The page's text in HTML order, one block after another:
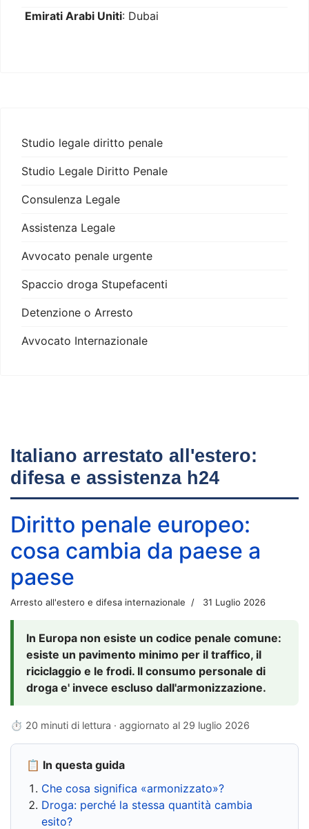
Emirati Arabi Uniti: Dubai
Studio legale diritto penale
Studio Legale Diritto Penale
Consulenza Legale
Assistenza Legale
Avvocato penale urgente
Spaccio droga Stupefacenti
Detenzione o Arresto
Avvocato Internazionale
Italiano arrestato all'estero:
difesa e assistenza h24
Diritto penale europeo:
cosa cambia da paese a
paese
Arresto all'estero e difesa internazionale 31 Luglio 2026
In Europa non esiste un codice penale comune:
esiste un pavimento minimo per il traffico, il
riciclaggio e le frodi. Il consumo personale di
droga e' invece escluso dall'armonizzazione.
⏱ 20 minuti di lettura · aggiornato al 29 luglio 2026
📋 In questa guida
Che cosa significa «armonizzato»?
Droga: perché la stessa quantità cambia
esito?